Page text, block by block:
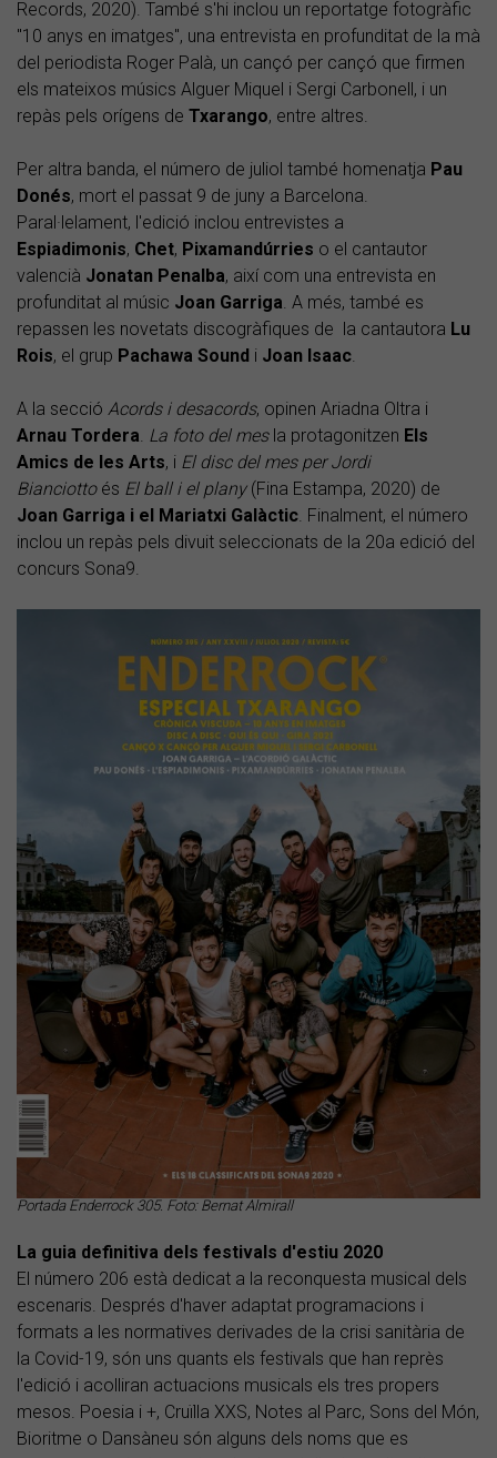
Records, 2020). També s'hi inclou un reportatge fotogràfic
"10 anys en imatges", una entrevista en profunditat de la mà
del periodista Roger Palà, un cançó per cançó que firmen
els mateixos músics Alguer Miquel i Sergi Carbonell, i un
repàs pels orígens de Txarango, entre altres.
Per altra banda, el número de juliol també homenatja Pau
Donés, mort el passat 9 de juny a Barcelona.
Paral·lelament, l'edició inclou entrevistes a
Espiadimonis, Chet, Pixamandúrries o el cantautor
valencià Jonatan Penalba, així com una entrevista en
profunditat al músic Joan Garriga . A més, també es
repassen les novetats discogràfiques de la cantautora Lu
Rois, el grup Pachawa Sound i Joan Isaac
A la secció Acords i desacords, opinen Ariadna Oltra i
Arnau Tordera La foto del mesla protagonitzen Els
Amics de les Arts, i El disc del mes per Jordi
Bianciottoés El ball i el plany (Fina Estampa, 2020) de
Joan Garriga i el Mariatxi Galàctic . Finalment, el número
inclou un repàs pels divuit seleccionats de la 20a edició del
concurs Sona9.
Portada Enderrock 305. Foto: Bernat Almirall
La guia definitiva dels festivals d'estiu 2020
El número 206 està dedicat a la reconquesta musical dels
escenaris. Després d'haver adaptat programacions i
formats a les normatives derivades de la crisi sanitària de
la Covid-19, són uns quants els festivals que han reprès
l'edició i acolliran actuacions musicals els tres propers
mesos. Poesia i +, Cruïlla XXS, Notes al Parc, Sons del Món,
Bioritme o Dansàneu són alguns dels noms que es